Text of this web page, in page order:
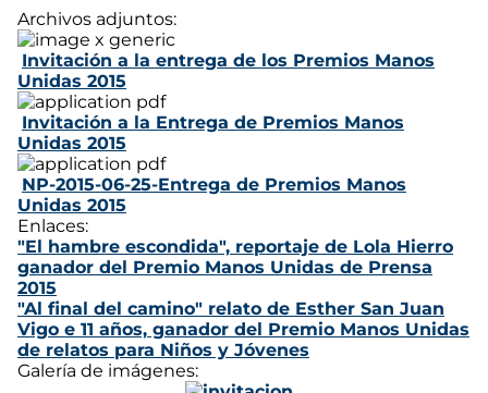
Archivos adjuntos:
Invitación a la entrega de los Premios Manos
Unidas 2015
Invitación a la Entrega de Premios Manos
Unidas 2015
NP-2015-06-25-Entrega de Premios Manos
Unidas 2015
Enlaces:
"El hambre escondida", reportaje de Lola Hierro
ganador del Premio Manos Unidas de Prensa
2015
"Al final del camino" relato de Esther San Juan
Vigo e 11 años, ganador del Premio Manos Unidas
de relatos para Niños y Jóvenes
Galería de imágenes: